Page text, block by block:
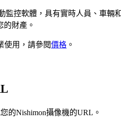
監控軟體，具有實時人員、車
的財產。
使用，請參閱價格 。
的Nishimon攝像機的URL。